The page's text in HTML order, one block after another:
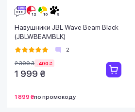
Навушники JBL Wave Beam Black
(JBLWBEAMBLK)
2
2 399 ₴ -400 ₴
1 999 ₴
1 899 ₴по промокоду